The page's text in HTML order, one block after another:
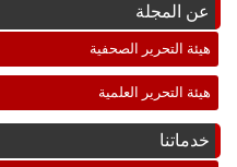
عن المجلة
هيئة التحرير الصحفية
هيئة التحرير العلمية
خدماتنا